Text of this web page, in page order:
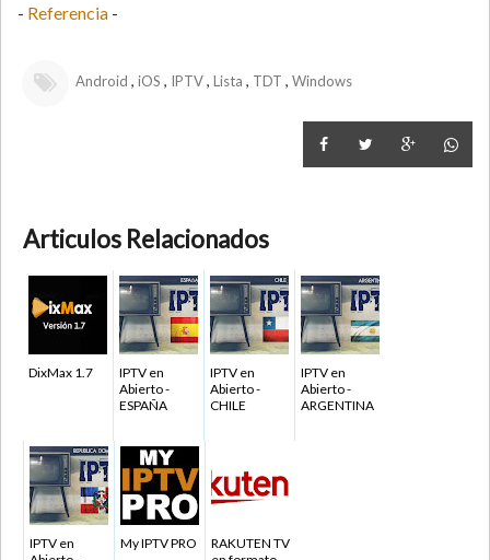
- Referencia -
Android , iOS , IPTV, Lista , TDT , Windows
Articulos Relacionados
DixMax 1.7
IPTV en
Abierto -
ESPAÑA
IPTV en
Abierto -
CHILE
IPTV en
Abierto -
ARGENTINA
IPTV en
My IPTV PRO
RAKUTEN TV